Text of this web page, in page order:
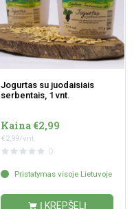
Jogurtas su juodaisiais
serbentais, 1 vnt.
Kaina €2,99
€2,99/vnt.
0
Pristatymas visoje Lietuvoje
Į KREPŠELĮ